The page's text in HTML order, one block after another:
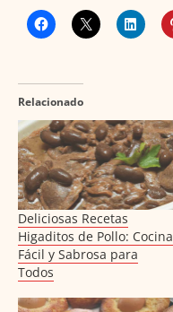
Relacionado
Deliciosas Recetas
Higaditos de Pollo: Cocina
Fácil y Sabrosa para
Todos